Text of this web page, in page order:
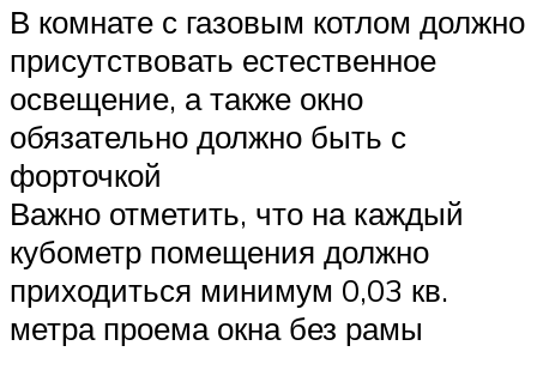
В комнате с газовым котлом должно
присутствовать естественное
освещение, а также окно
обязательно должно быть с
форточкой
Важно отметить, что на каждый
кубометр помещения должно
приходиться минимум 0,03 кв.
метра проема окна без рамы